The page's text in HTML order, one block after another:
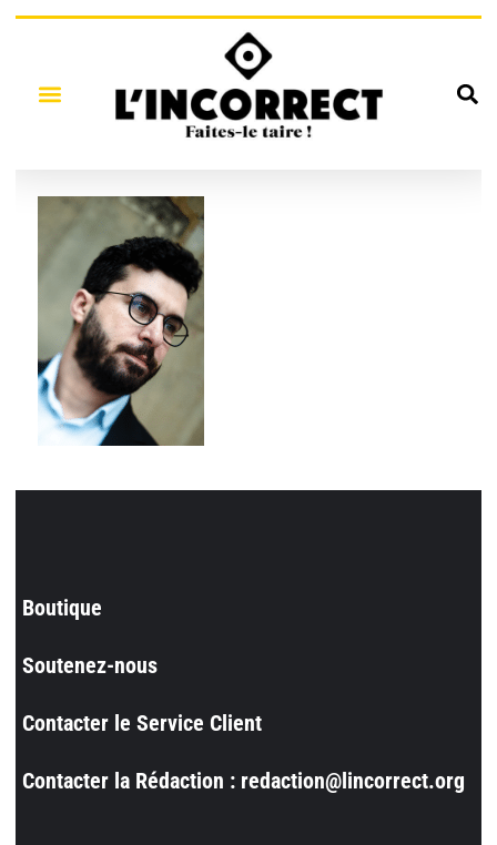
Boutique
Soutenez-nous
Contacter le Service Client
Contacter la Rédaction : redaction@lincorrect.org